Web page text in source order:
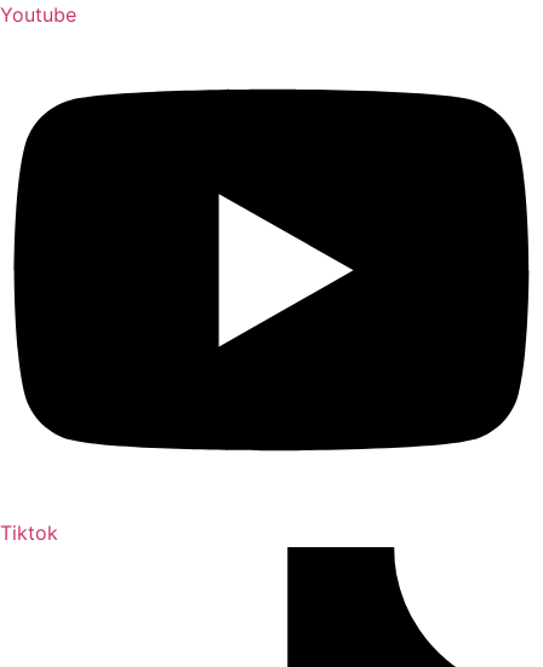
Youtube
Tiktok